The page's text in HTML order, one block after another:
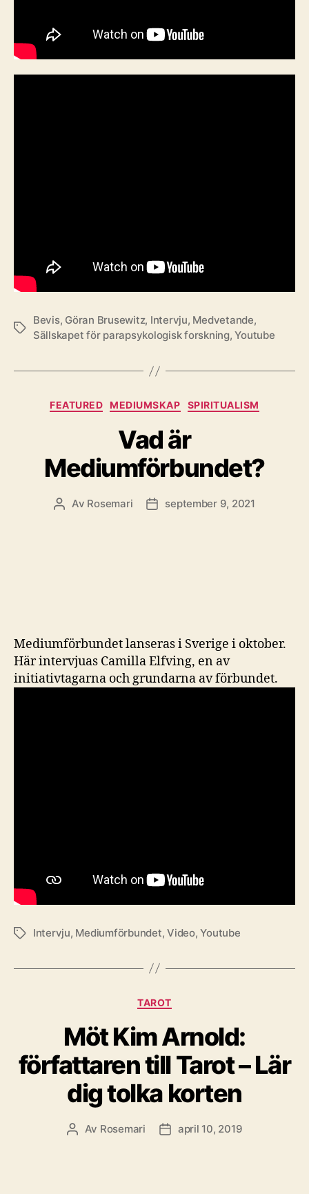
Etiketter
Bevis, Göran Brusewitz, Intervju, Medvetande,
Sällskapet för parapsykologisk forskning,Youtube
Kategorier
FEATURED MEDIUMSKAP SPIRITUALISM
Vad är
Mediumförbundet?
Inläggsförfattare
Av Rosemari Inläggsdatum
september 9, 2021
Mediumförbundet lanseras i Sverige i oktober.
Här intervjuas Camilla Elfving, en av
initiativtagarna och grundarna av förbundet.
Etiketter
Intervju, Mediumförbundet,Video,Youtube
Kategorier
TAROT
Möt Kim Arnold:
författaren till Tarot – Lär
dig tolka korten
Inläggsförfattare
Av Rosemari Inläggsdatum
april 10, 2019